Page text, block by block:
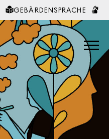
GEBÄRDENSPRACHE